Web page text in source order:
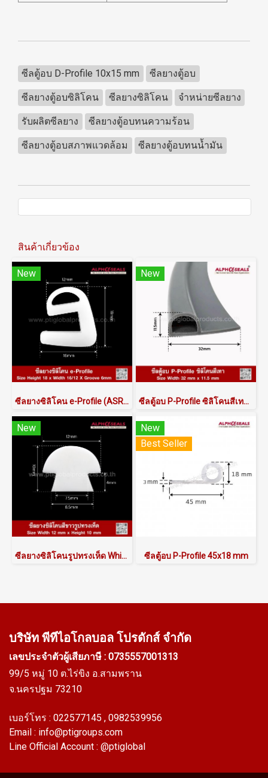
ซีลตู้อบ D-Profile 10x15 mm ซีลยางตู้อบ
ซีลยางตู้อบซิลิโคน ซีลยางซิลิโคน จำหน่ายซีลยาง
รับผลิตซีลยาง ซีลยางตู้อบทนความร้อน
ซีลยางตู้อบสภาพแวดล้อม ซีลยางตู้อบทนน้ำมัน
สินค้าเกี่ยวข้อง
New
ซีลยางซิลิโคน e-Profile (ASRSQSW6018X16/12) - Food Grade (FDA)
New
ซีลตู้อบ P-Profile ซิลิโคนสีเทา 32x11.5mm
New
ซีลยางซิลิโคนรูปทรงเห็ด White Silicone Mushroom Seals (Food Grade FDA) - ASMRQSW6012X10
New
Best Seller
ซีลตู้อบ P-Profile 45x18 mm
บริษัท พีทีไอโกลบอล โปรดักส์ จำกัด
เลขประจำตัวผู้เสียภาษี : 0735557001313
99/5 หมู่ 10 ต.ไร่ขิง อ.สามพราน
จ.นครปฐม 73210
เบอร์โทร : 022577145 , 0982539956
Email : info@ptigroups.com
Line Official Account : @ptiglobal